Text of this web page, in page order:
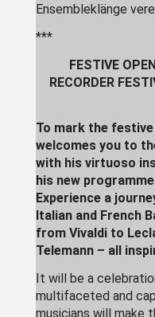
Ensembleklänge
***
FESTIVE
RECORDER
To mark the
welcomes you to
with his virtuoso
his new
Experience a
Italian and French
from Vivaldi to
Telemann – all
It will be a
multifaceted and
musicians will make